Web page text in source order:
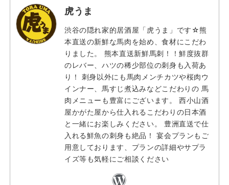
虎うま
渋谷の隠れ家的居酒屋「虎うま」です☆熊
本直送の新鮮な馬肉を始め、食材にこだわ
りました。 熊本直送新鮮馬刺！！鮮度抜群
のレバー、ハツの稀少部位の刺身も入荷あ
り！ 刺身以外にも馬肉メンチカツや桜肉ウ
インナー、馬すじ煮込みなどこだわりの 馬
肉メニューも豊富にございます。 西小山酒
屋かがた屋から仕入れるこだわりの日本酒
と一緒にお楽しみください。 豊洲直送で仕
入れる鮮魚の刺身も絶品！ 宴会プランもご
用意しております、プランの詳細やサプラ
イズ等も気軽にご相談ください